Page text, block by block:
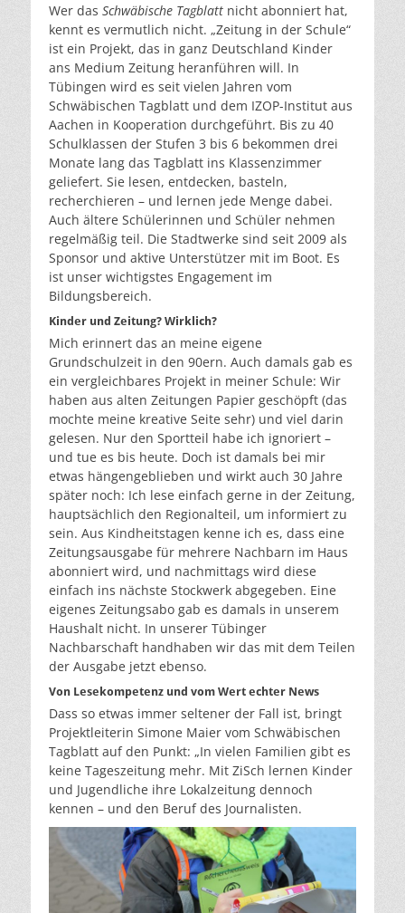
Wer das Schwäbische Tagblatt nicht abonniert hat,
kennt es vermutlich nicht. „Zeitung in der Schule“
ist ein Projekt, das in ganz Deutschland Kinder
ans Medium Zeitung heranführen will. In
Tübingen wird es seit vielen Jahren vom
Schwäbischen Tagblatt und dem IZOP-Institut aus
Aachen in Kooperation durchgeführt. Bis zu 40
Schulklassen der Stufen 3 bis 6 bekommen drei
Monate lang das Tagblatt ins Klassenzimmer
geliefert. Sie lesen, entdecken, basteln,
recherchieren – und lernen jede Menge dabei.
Auch ältere Schülerinnen und Schüler nehmen
regelmäßig teil. Die Stadtwerke sind seit 2009 als
Sponsor und aktive Unterstützer mit im Boot. Es
ist unser wichtigstes Engagement im
Bildungsbereich.
Kinder und Zeitung? Wirklich?
Mich erinnert das an meine eigene
Grundschulzeit in den 90ern. Auch damals gab es
ein vergleichbares Projekt in meiner Schule: Wir
haben aus alten Zeitungen Papier geschöpft (das
mochte meine kreative Seite sehr) und viel darin
gelesen. Nur den Sportteil habe ich ignoriert –
und tue es bis heute. Doch ist damals bei mir
etwas hängengeblieben und wirkt auch 30 Jahre
später noch: Ich lese einfach gerne in der Zeitung,
hauptsächlich den Regionalteil, um informiert zu
sein. Aus Kindheitstagen kenne ich es, dass eine
Zeitungsausgabe für mehrere Nachbarn im Haus
abonniert wird, und nachmittags wird diese
einfach ins nächste Stockwerk abgegeben. Eine
eigenes Zeitungsabo gab es damals in unserem
Haushalt nicht. In unserer Tübinger
Nachbarschaft handhaben wir das mit dem Teilen
der Ausgabe jetzt ebenso.
Von Lesekompetenz und vom Wert echter News
Dass so etwas immer seltener der Fall ist, bringt
Projektleiterin Simone Maier vom Schwäbischen
Tagblatt auf den Punkt: „In vielen Familien gibt es
keine Tageszeitung mehr. Mit ZiSch lernen Kinder
und Jugendliche ihre Lokalzeitung dennoch
kennen – und den Beruf des Journalisten.